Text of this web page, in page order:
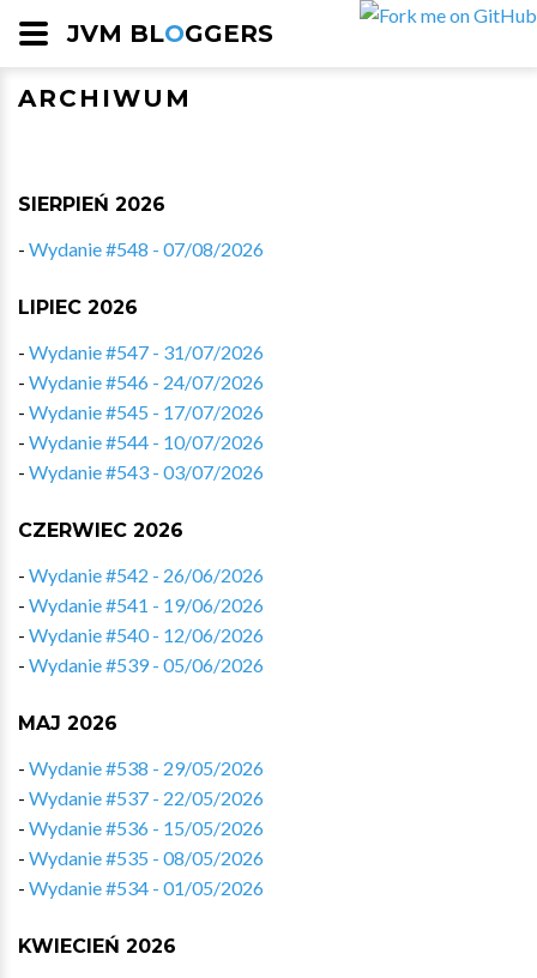
JVM BLOGGERS
ARCHIWUM
SIERPIEŃ 2026
- Wydanie #548 - 07/08/2026
LIPIEC 2026
- Wydanie #547 - 31/07/2026
- Wydanie #546 - 24/07/2026
- Wydanie #545 - 17/07/2026
- Wydanie #544 - 10/07/2026
- Wydanie #543 - 03/07/2026
CZERWIEC 2026
- Wydanie #542 - 26/06/2026
- Wydanie #541 - 19/06/2026
- Wydanie #540 - 12/06/2026
- Wydanie #539 - 05/06/2026
MAJ 2026
- Wydanie #538 - 29/05/2026
- Wydanie #537 - 22/05/2026
- Wydanie #536 - 15/05/2026
- Wydanie #535 - 08/05/2026
- Wydanie #534 - 01/05/2026
KWIECIEŃ 2026